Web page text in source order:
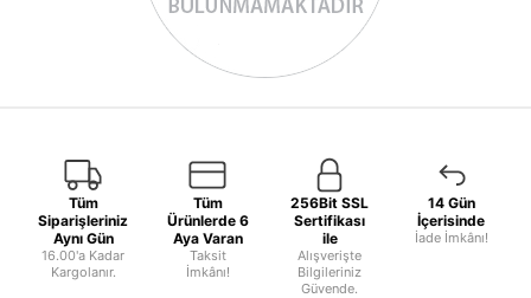
Tüm
Siparişleriniz
Aynı Gün
16.00'a Kadar
Kargolanır.
Tüm
Ürünlerde 6
Aya Varan
Taksit
İmkânı!
256Bit SSL
Sertifikası
ile
Alışverişte
Bilgileriniz
Güvende.
14 Gün
İçerisinde
İade İmkânı!